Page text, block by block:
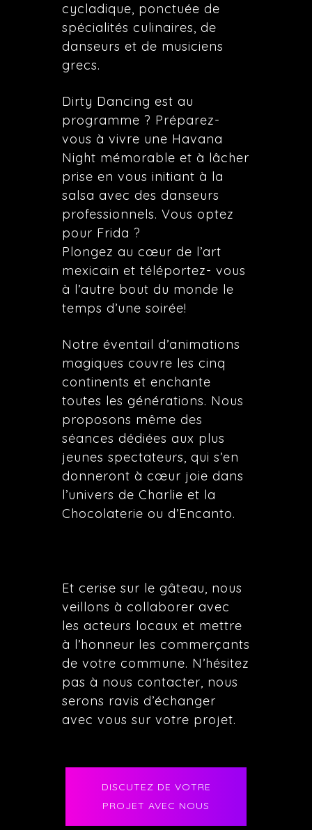
cycladique, ponctuée de
spécialités culinaires, de
danseurs et de musiciens
grecs.
Dirty Dancing est au
programme ? Préparez-
vous à vivre une Havana
Night mémorable et à lâcher
prise en vous initiant à la
salsa avec des danseurs
professionnels. Vous optez
pour Frida ?
Plongez au cœur de l’art
mexicain et téléportez- vous
à l’autre bout du monde le
temps d’une soirée!
Notre éventail d’animations
magiques couvre les cinq
continents et enchante
toutes les générations. Nous
proposons même des
séances dédiées aux plus
jeunes spectateurs, qui s’en
donneront à cœur joie dans
l’univers de Charlie et la
Chocolaterie ou d’Encanto.
Et cerise sur le gâteau, nous
veillons à collaborer avec
les acteurs locaux et mettre
à l’honneur les commerçants
de votre commune. N’hésitez
pas à nous contacter, nous
serons ravis d’échanger
avec vous sur votre projet.
DISCUTEZ DE VOTRE
PROJET AVEC NOUS